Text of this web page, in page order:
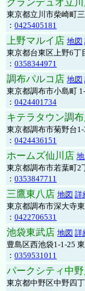
グランデュオ立
東京都立川市柴崎町
： 0425405181
上野マルイ店 地図
東京都台東区上野6
： 0358344971
調布パルコ店 地図
東京都調布市小島町
： 0424401734
キテラタウン調
東京都調布市菊野台
： 0424436151
ホームズ仙川店
東京都調布市若葉町2
： 0353847711
三鷹東八店 地図 詳
東京都調布市深大寺
： 0422706531
池袋東武店 地図 詳
豊島区西池袋1-1-25
： 0359531011
パークシティ中
東京都中野区中野四